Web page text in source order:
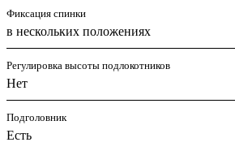
Фиксация спинки
в нескольких положениях
Регулировка высоты подлокотников
Нет
Подголовник
Есть